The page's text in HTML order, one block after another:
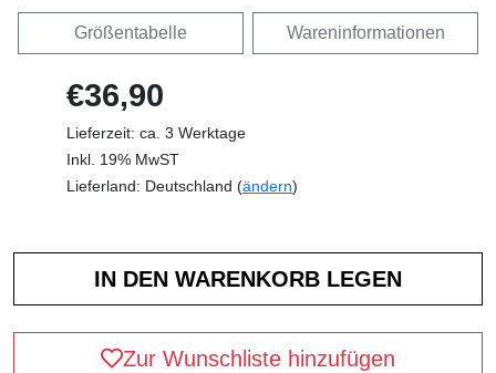
Größentabelle Wareninformationen
€36,90
Lieferzeit: ca. 3 Werktage
Inkl. 19% MwST
Lieferland: Deutschland (ändern)
Zur Wunschliste hinzufügen